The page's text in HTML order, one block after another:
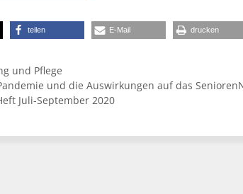
teilen E-Mail drucken
und Pflege
und die Auswirkungen auf das
Juli-September 2020